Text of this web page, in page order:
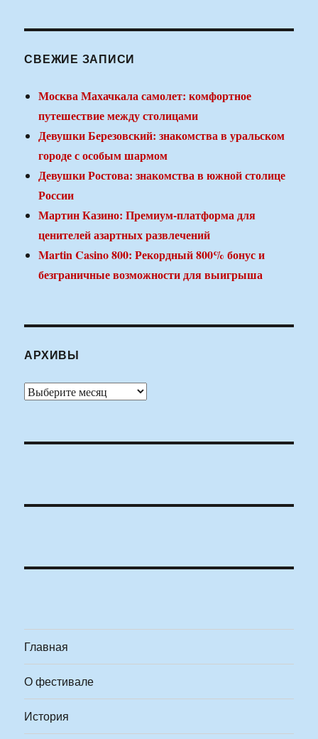
СВЕЖИЕ ЗАПИСИ
Москва Махачкала самолет: комфортное
путешествие между столицами
Девушки Березовский: знакомства в уральском
городе с особым шармом
Девушки Ростова: знакомства в южной столице
России
Мартин Казино: Премиум-платформа для
ценителей азартных развлечений
Martin Casino 800: Рекордный 800% бонус и
безграничные возможности для выигрыша
АРХИВЫ
Архивы
Главная
О фестивале
История